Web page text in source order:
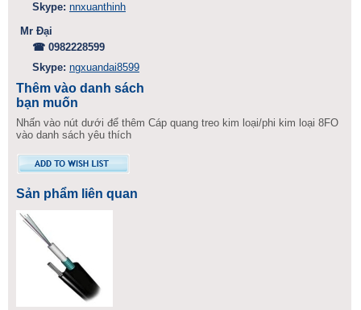
Skype: nnxuanthinh
Mr Đại
☎ 0982228599
Skype: ngxuandai8599
Thêm vào danh sách
bạn muốn
Nhấn vào nút dưới để thêm Cáp quang treo kim loại/phi kim loại 8FO
vào danh sách yêu thích
Sản phẩm liên quan